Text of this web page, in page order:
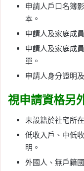
申請人戶口名簿
本。
申請人及家庭成
申請人及家庭成
單。
申請人身分證明
視申請資格另
未設籍於社宅所
低收入戶、中低
明。
外國人、無戶籍